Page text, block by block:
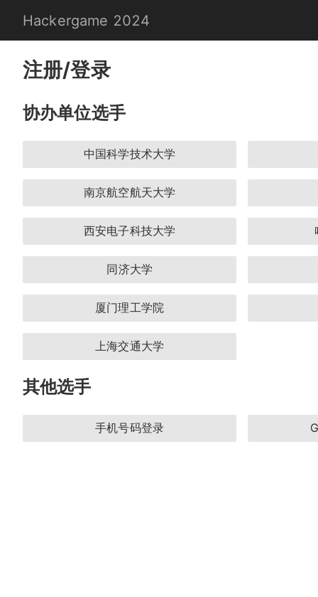
Hackergame 2024
注册/登录
协办单位选手
中国科学技术大学
南京航空航天大学
西安电子科技大学
同济大学
厦门理工学院
上海交通大学
其他选手
手机号码登录